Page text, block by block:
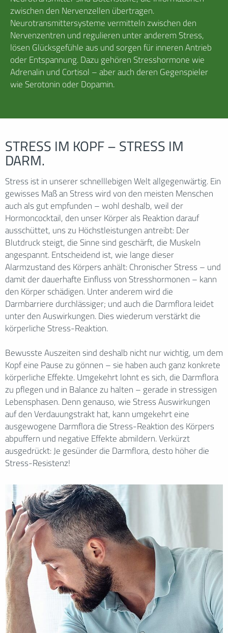
zwischen den Nervenzellen übertragen.
Neurotransmittersysteme vermitteln zwischen den
Nervenzentren und regulieren unter anderem Stress,
lösen Glücksgefühle aus und sorgen für inneren Antrieb
oder Entspannung. Dazu gehören Stresshormone wie
Adrenalin und Cortisol – aber auch deren Gegenspieler
wie Serotonin oder Dopamin.
STRESS IM KOPF – STRESS IM
DARM.
Stress ist in unserer schnelllebigen Welt allgegenwärtig. Ein
gewisses Maß an Stress wird von den meisten Menschen
auch als gut empfunden – wohl deshalb, weil der
Hormoncocktail, den unser Körper als Reaktion darauf
ausschüttet, uns zu Höchstleistungen antreibt: Der
Blutdruck steigt, die Sinne sind geschärft, die Muskeln
angespannt. Entscheidend ist, wie lange dieser
Alarmzustand des Körpers anhält: Chronischer Stress – und
damit der dauerhafte Einfluss von Stresshormonen – kann
den Körper schädigen. Unter anderem wird die
Darmbarriere durchlässiger; und auch die Darmflora leidet
unter den Auswirkungen. Dies wiederum verstärkt die
körperliche Stress-Reaktion.
Bewusste Auszeiten sind deshalb nicht nur wichtig, um dem
Kopf eine Pause zu gönnen – sie haben auch ganz konkrete
körperliche Effekte. Umgekehrt lohnt es sich, die Darmflora
zu pflegen und in Balance zu halten – gerade in stressigen
Lebensphasen. Denn genauso, wie Stress Auswirkungen
auf den Verdauungstrakt hat, kann umgekehrt eine
ausgewogene Darmflora die Stress-Reaktion des Körpers
abpuffern und negative Effekte abmildern. Verkürzt
ausgedrückt: Je gesünder die Darmflora, desto höher die
Stress-Resistenz!